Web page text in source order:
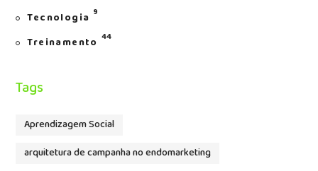
Tecnologia 9
Treinamento 44
Tags
Aprendizagem Social
arquitetura de campanha no endomarketing